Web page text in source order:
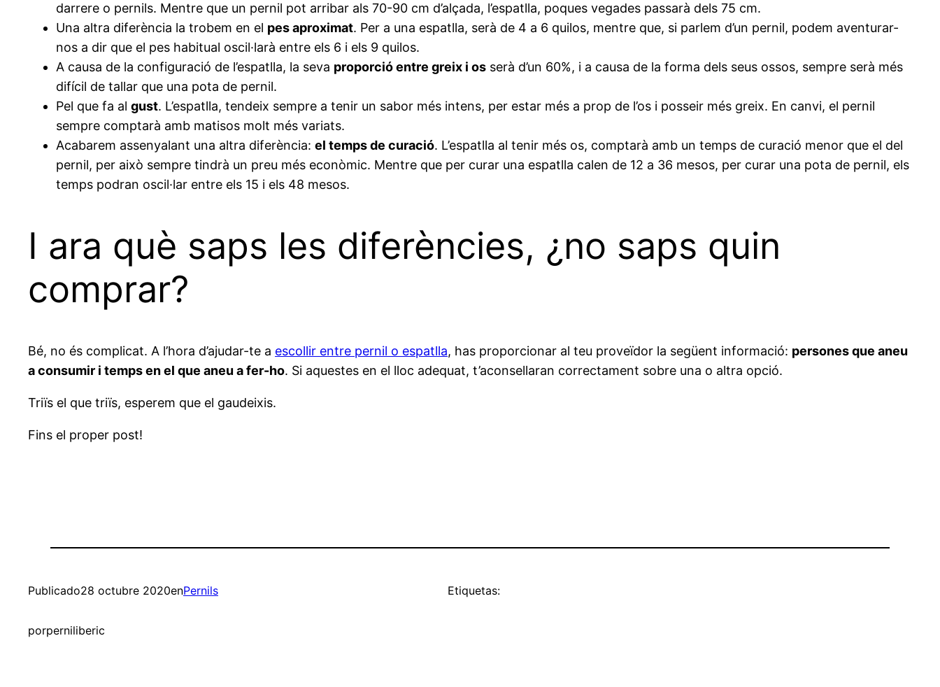
darrere o pernils. Mentre que un pernil pot arribar als 70-90 cm d’alçada, l’espatlla, poques vegades passarà dels 75 cm.
Una altra diferència la trobem en el pes aproximat. Per a una espatlla, serà de 4 a 6 quilos, mentre que, si parlem d’un pernil, podem aventurar-
nos a dir que el pes habitual oscil·larà entre els 6 i els 9 quilos.
A causa de la configuració de l’espatlla, la seva proporció entre greix i os serà d’un 60%, i a causa de la forma dels seus ossos, sempre serà més
difícil de tallar que una pota de pernil.
Pel que fa al gust. L’espatlla, tendeix sempre a tenir un sabor més intens, per estar més a prop de l’os i posseir més greix. En canvi, el pernil
sempre comptarà amb matisos molt més variats.
Acabarem assenyalant una altra diferència: el temps de curació. L’espatlla al tenir més os, comptarà amb un temps de curació menor que el del
pernil, per això sempre tindrà un preu més econòmic. Mentre que per curar una espatlla calen de 12 a 36 mesos, per curar una pota de pernil, els
temps podran oscil·lar entre els 15 i els 48 mesos.
I ara què saps les diferències, ¿no saps quin
comprar?
Bé, no és complicat. A l’hora d’ajudar-te a escollir entre pernil o espatlla, has proporcionar al teu proveïdor la següent informació: persones que aneu
a consumir i temps en el que aneu a fer-ho. Si aquestes en el lloc adequat, t’aconsellaran correctament sobre una o altra opció.
Triïs el que triïs, esperem que el gaudeixis.
Fins el proper post!
Publicado28 octubre 2020enPernils
porperniliberic
Etiquetas: